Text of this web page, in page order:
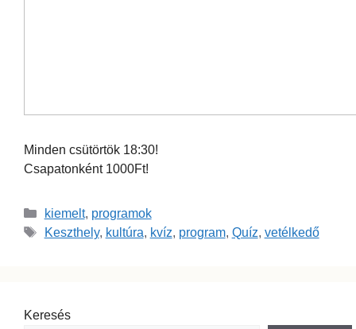
Minden csütörtök 18:30!
Csapatonként 1000Ft!
kiemelt, programok
Keszthely, kultúra, kvíz, program, Quíz, vetélkedő
Keresés